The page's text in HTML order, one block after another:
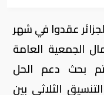
عقدوا في شهر
الجمعية العامة
تم بحث دعم الحل
الثلاثي بين